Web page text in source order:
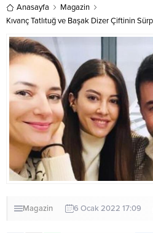
Anasayfa
Magazin
Kıvanç Tatlıtuğ ve Başak Dizer Çiftinin
Magazin 6 Ocak 2022 17:09